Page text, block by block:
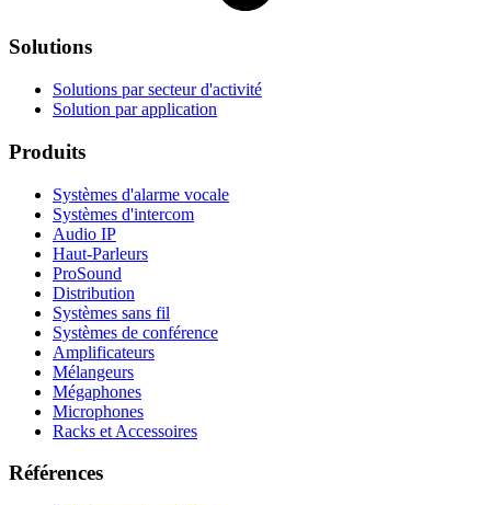
Solutions
Solutions par secteur d'activité
Solution par application
Produits
Systèmes d'alarme vocale
Systèmes d'intercom
Audio IP
Haut-Parleurs
ProSound
Distribution
Systèmes sans fil
Systèmes de conférence
Amplificateurs
Mélangeurs
Mégaphones
Microphones
Racks et Accessoires
Références